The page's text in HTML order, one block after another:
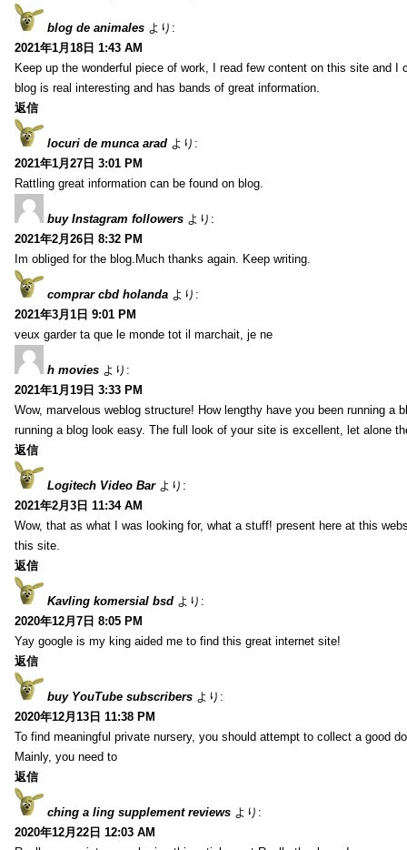
blog de animales より:
2021年1月18日 1:43 AM
Keep up the wonderful piece of work, I read few content on this site and I
blog is real interesting and has bands of great information.
返信
locuri de munca arad より:
2021年1月27日 3:01 PM
Rattling great information can be found on blog.
buy Instagram followers より:
2021年2月26日 8:32 PM
Im obliged for the blog.Much thanks again. Keep writing.
comprar cbd holanda より:
2021年3月1日 9:01 PM
veux garder ta que le monde tot il marchait, je ne
h movies より:
2021年1月19日 3:33 PM
Wow, marvelous weblog structure! How lengthy have you been running a
running a blog look easy. The full look of your site is excellent, let alone
返信
Logitech Video Bar より:
2021年2月3日 11:34 AM
Wow, that as what I was looking for, what a stuff! present here at this
this site.
返信
Kavling komersial bsd より:
2020年12月7日 8:05 PM
Yay google is my king aided me to find this great internet site!
返信
buy YouTube subscribers より:
2020年12月13日 11:38 PM
To find meaningful private nursery, you should attempt to collect a good
Mainly, you need to
返信
ching a ling supplement reviews より:
2020年12月22日 12:03 AM